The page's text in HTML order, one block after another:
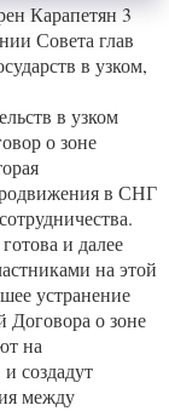
Карапетян 3
Совета глав
в узком,
в узком
о зоне
в СНГ
и далее
на этой
устранение
Договора о зоне
на
создадут
между